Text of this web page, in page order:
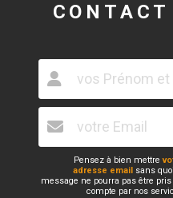
CONTACT
Pensez à bien mettre
adresse email sans
message ne pourra pas être
compte par nos